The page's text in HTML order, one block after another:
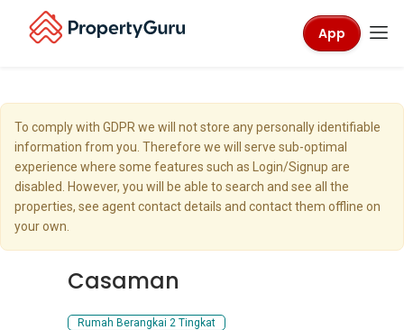
App
To comply with GDPR we will not store any personally identifiable
information from you. Therefore we will serve sub-optimal
experience where some features such as Login/Signup are
disabled. However, you will be able to search and see all the
properties, see agent contact details and contact them offline on
your own.
Casaman
Rumah Berangkai 2 Tingkat